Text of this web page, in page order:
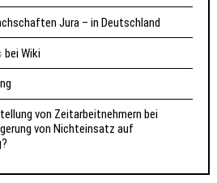
Jura – in Deutschland
beiWiki
von Zeitarbeitnehmern bei
von Nichteinsatz auf